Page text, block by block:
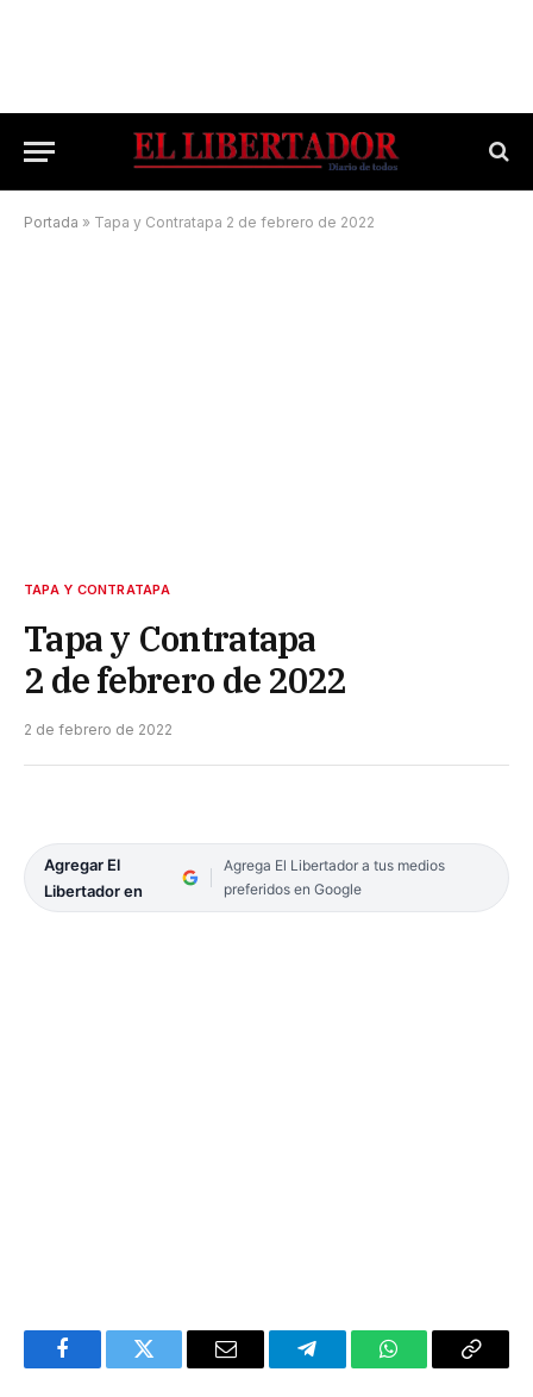
Portada » Tapa y Contratapa 2 de febrero de 2022
TAPA Y CONTRATAPA
Tapa y Contratapa
2 de febrero de 2022
2 de febrero de 2022
Agregar El
Libertador en
Agrega El Libertador a tus medios
preferidos en Google
FacebookTwitter Email TelegramWhatsAppCopy